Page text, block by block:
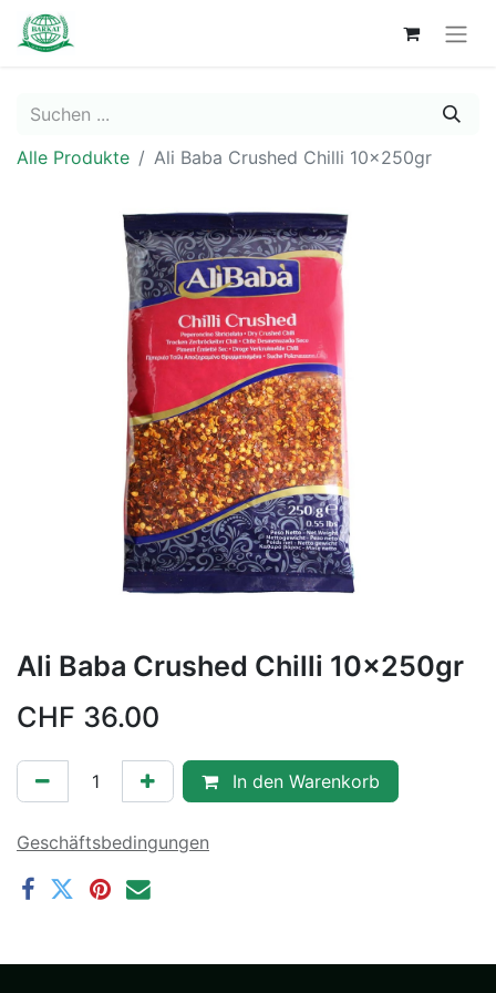
Alle Produkte Ali Baba Crushed Chilli 10x250gr
Ali Baba Crushed Chilli 10x250gr
CHF 36.00
In den Warenkorb
Geschäftsbedingungen